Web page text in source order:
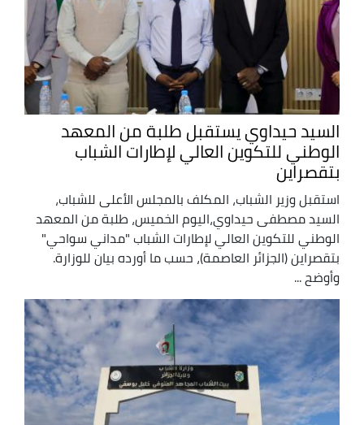
السيد حيداوي يستقبل طلبة من المعهد
الوطني للتكوين العالي لإطارات الشباب
بتقصراين
استقبل وزير الشباب، المكلف بالمجلس الأعلى للشباب،
السيد مصطفى حيداوي،اليوم الخميس، طلبة من المعهد
الوطني للتكوين العالي لإطارات الشباب "مداني سواحي"
بتقصراين (الجزائر العاصمة)، حسب ما أورده بيان للوزارة.
وأوضح ...